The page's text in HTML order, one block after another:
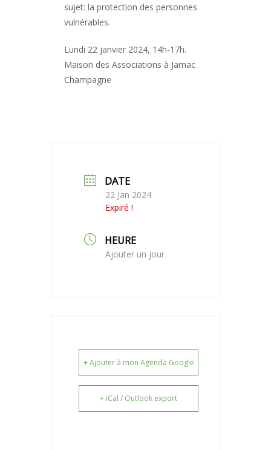
sujet: la protection des personnes
vulnérables.
Lundi 22 janvier 2024, 14h-17h.
Maison des Associations à Jarnac
Champagne
DATE
22 Jan 2024
Expiré !
HEURE
Ajouter un jour
+ Ajouter à mon Agenda Google
+ iCal / Outlook export